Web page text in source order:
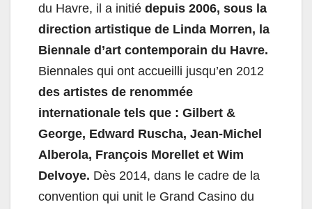
du Havre, il a initié depuis 2006, sous la
direction artistique de Linda Morren, la
Biennale d’art contemporain du Havre.
Biennales qui ont accueilli jusqu’en 2012
des artistes de renommée
internationale tels que : Gilbert &
George, Edward Ruscha, Jean-Michel
Alberola, François Morellet et Wim
Delvoye. Dès 2014, dans le cadre de la
convention qui unit le Grand Casino du